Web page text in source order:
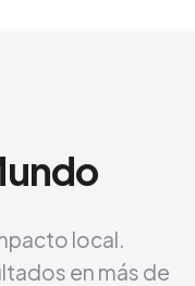
local.
en más de